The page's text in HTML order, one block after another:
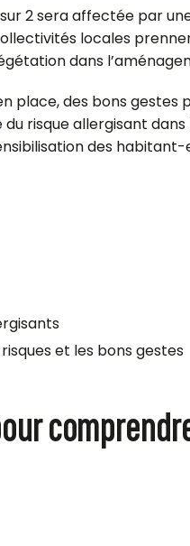
2 sera affectée par
locales
dans
place, des bons gestes
risque allergisant
des
et les bons gestes